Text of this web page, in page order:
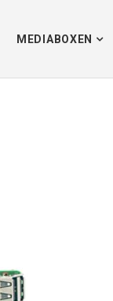
MEDIABOXEN